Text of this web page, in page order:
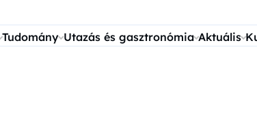
Tudomány Utazás és gasztronómia Aktuális